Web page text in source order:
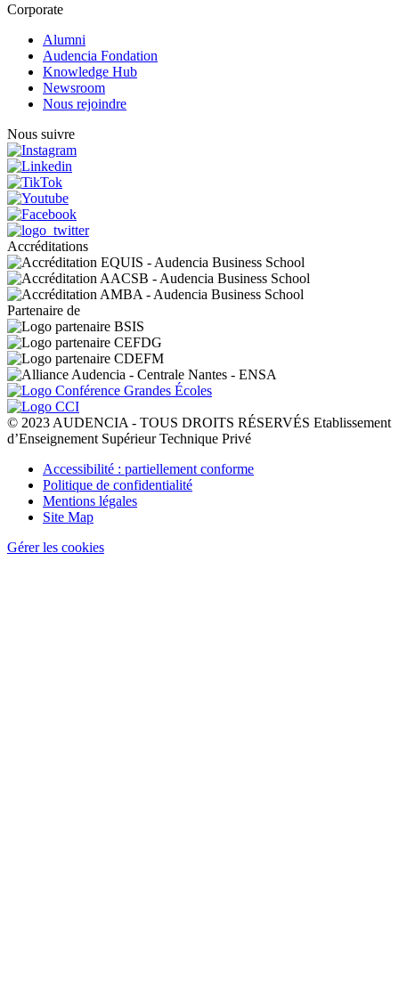
Corporate
Alumni
Audencia Fondation
Knowledge Hub
Newsroom
Nous rejoindre
Nous suivre
Accréditations
Partenaire de
© 2023 AUDENCIA - TOUS DROITS RÉSERVÉS Etablissement
d’Enseignement Supérieur Technique Privé
Pied
page
Accessibilité : partiellement conforme
Politique de confidentialité
Mentions légales
Site Map
Gérer les cookies